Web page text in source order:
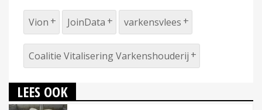
Vion JoinData varkensvlees
Coalitie Vitalisering Varkenshouderij
LEES OOK